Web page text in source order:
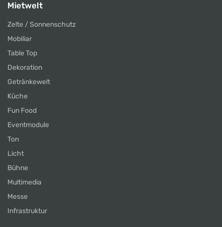
Mietwelt
Zelte / Sonnenschutz
Mobiliar
Table Top
Dekoration
Getränkewelt
Küche
Fun Food
Eventmodule
Ton
Licht
Bühne
Multimedia
Messe
Infrastruktur